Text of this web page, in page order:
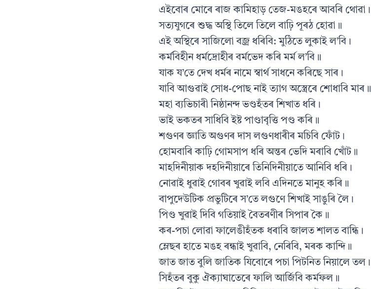
এইবোৰ মোৰে ৰাজ কামিহাড় তেজ-মঙহৰে আবৰি থোৱা।
সত্যযুগৰে শুদ্ধ অস্থি তিলে তিলে বাঢ়ি পূৰঠ হোৱা॥
এই অস্থিৰে সাজিলো বজ্ৰ ধৰিবি: মুঠিতে লুকাই ল’বি।
কৰ্মবিহীন ধৰ্মদ্ৰোহীৰ বৰ্মভেদ কৰি মৰ্ম ল’বি॥
যাক য’তে দেখ ধৰ্মৰ নামে স্বাৰ্থ সাধনে কৰিছে সাৰ।
যাবি আগুৱাই সোধ-পোছ নাই ত্যাগ অস্ত্ৰেৰে শোধাবি মাৰ॥
মহা ব্যভিচাৰী নিষ্ঠানন্দ ভণ্ডহঁতৰ শিখাত ধৰি।
ভাই ভকতৰ সাধিবি ইষ্ট পাণ্ডাবৃত্তি পণ্ড কৰি॥
শগুণৰ জ্ঞাতি অগুণৰ দাস লগুণধাৰীৰ মচিবি ফোঁট।
হোমবাৰি কাঢ়ি গোমসাপ ধৰি অন্তৰ ভেদি মৰাবি খোঁট॥
মাহদিনীয়াক দহদিনীয়াৰে তিনিদিনীয়াতে আনিবি ধৰি।
নোৱাই ধুৱাই গোবৰ খুৱাই লবি এদিনতে মানুহ কৰি॥
বাপুদেউটিক প্ৰভুটিৰে স’তে লগুণে শিখাই সাঙুৰি লৈ।
পিণ্ড খুৱাই দিবি গতিয়াই বৈতৰণীৰ সিপাৰ কৈ॥
কৰ-পচা লোৱা ফালেঙীহঁতক ধৰাবি জালত শালত বান্ধি।
ম্লেছৰ হাতে মঙহ ৰন্ধাই খুৱাবি, নেৰিবি, মৰক কান্দি॥
জাত জাত বুলি জাতিক যিবোৰে পচা পিটনিত নিয়ালে তল।
সিহঁতৰ বুকু ঐক্যাঘাতেৰে ফালি আৰ্জিবি কৰ্মফল॥